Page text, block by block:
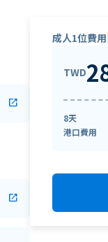
open_in_new
open_in_new
成人1位費用
TWD
8天
港口費用